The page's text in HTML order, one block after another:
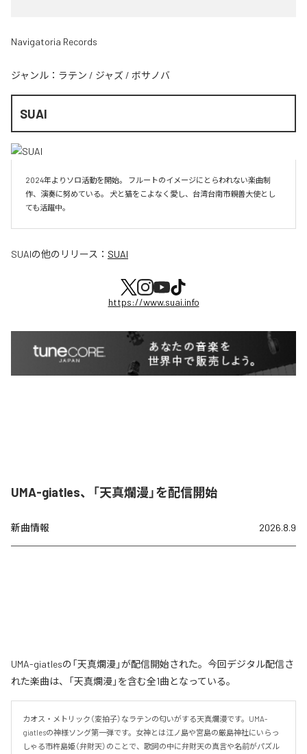
Navigatoria Records
ジャンル： ラテン / ジャズ / ボサノバ
SUAI
2024年よりソロ活動を開始。 フルートのイメージにとらわれない楽曲制
作、演奏に努めている。 犬と猫をこよなく愛し、台湾台南市親善大使とし
SUAIの他のリリース： SUAI
https://www.suai.info
UMA-giatles、「天真爛漫」を配信開始
新曲情報 2026.8.9
UMA-giatlesの「天真爛漫」が配信開始された。今回デジタル配信さ
れた楽曲は、「天真爛漫」を含む全1曲となっている。
カオス・メトリック（変拍子）なラテンの匂いがする天真爛漫です。UMA-
giatlesの神様ソング第一弾です。女神とは江ノ島や宮島の厳島神社にいらっ
しゃる市杵島姫（弁財天）のことで、歌詞の中に弁財天の真言や名前がパズル